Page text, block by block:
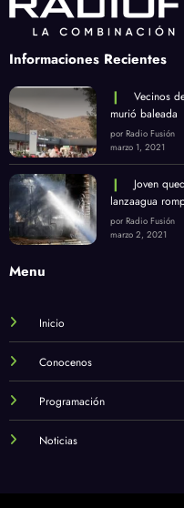
Informaciones Recientes
Vecinos
murió baleada
por Radio Fusión
marzo 1, 2021
Joven
lanzaagua
por Radio Fusión
marzo 2, 2021
Menu
Inicio
Conocenos
Programación
Noticias